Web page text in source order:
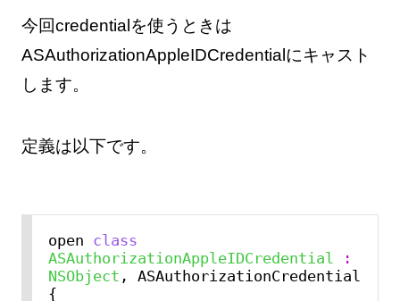
今回credentialを使うときは
ASAuthorizationAppleIDCredentialにキャスト
します。
定義は以下です。
open class
ASAuthorizationAppleIDCredential
:
NSObject , ASAuthorizationCredential